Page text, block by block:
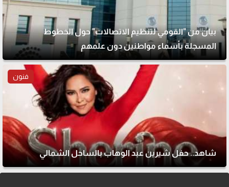
بيان من "القومي لتنظيم الاتصالات" حول الخطوط
المسجلة بأسماء مواطنين دون علمهم
فنون
شاهد.. حفل شيرين عبد الوهاب بالساحل الشمالي